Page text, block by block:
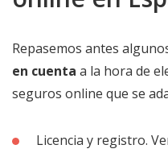
Repasemos antes
en cuenta a la hora de
seguros online que se
Licencia y registro.